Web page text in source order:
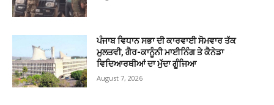
ਪੰਜਾਬ ਵਿਧਾਨ ਸਭਾ ਦੀ ਕਾਰਵਾਈ ਸੋਮਵਾਰ ਤੱਕ
ਮੁਲਤਵੀ, ਗੈਰ-ਕਾਨੂੰਨੀ ਮਾਈਨਿੰਗ ਤੇ ਕੈਨੇਡਾ
ਵਿਦਿਆਰਥੀਆਂ ਦਾ ਮੁੱਦਾ ਗੂੰਜਿਆ
August 7, 2026